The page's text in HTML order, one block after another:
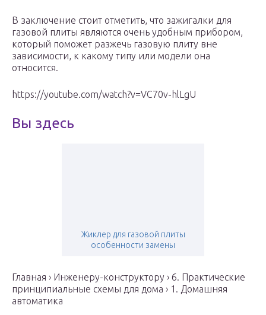
В заключение стоит отметить, что зажигалки для
газовой плиты являются очень удобным прибором,
который поможет разжечь газовую плиту вне
зависимости, к какому типу или модели она
относится.
https://youtube.com/watch?v=VC70v-hlLgU
Вы здесь
Жиклер для газовой плиты
особенности замены
Главная › Инженеру-конструктору › 6. Практические
принципиальные схемы для дома › 1. Домашняя
автоматика